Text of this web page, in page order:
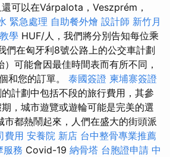
可以在Várpalota，Veszprém，
緊急處理 自助餐外燴 設計師 新竹月
學 HUF/人，我們將分別告知每位乘
們在匈牙利8號公路上的公交車計劃
可能會因最佳時間表而有所不同，
和您的訂單。 泰國簽證 柬埔寨簽證
計劃中包括不段的旅行費用，其參
，城市遊覽或遊輪可能是完美的選
都熱鬧起來，人們在盛大的街頭派
費用 安養院 新店 台中整骨專業推薦
服務 Covid-19 納骨塔 台胞證申請 中